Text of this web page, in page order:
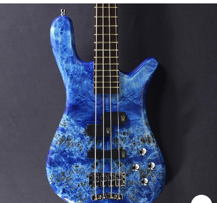
ベース
ドラム
キーボード 電子ピアノ
その他楽器
アンプ エフェクター
DJ機器 DTM